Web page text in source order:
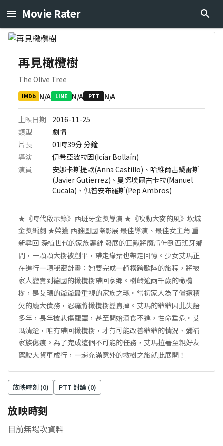
Movie Rater
再見橄欖樹
The Olive Tree
IMDb N/A LINE N/A PTT N/A
上映日期
2016-11-25
類型
劇情
片長
01時39分分鐘
導演
伊希亞波拉因(Icíar Bollaín)
演員
安娜卡斯提歐(Anna Castillo)、哈維爾古鐵雷斯
(Javier Gutierrez)、曼努埃爾古卡拉(Manuel
Cucala)、佩普安布羅斯(Pep Ambros)
★《時代啟示錄》西班牙金獎導演 ★《吹動大麥的風》坎城
金獎編劇 ★榮獲 西雅圖國際影展 最佳導演、最佳女主角 重
新尋回 深植世代的家族羈絆 發展的巨獸將魔爪伸到西班牙鄉
間，一顆顆大樹被剷平，帶走綠葉也帶走回憶。少女艾瑪正
在進行一項秘密計畫：她要完成一趟橫跨歐陸的旅程，將被
家人變賣到德國的橄欖樹帶回家鄉。樹齡逾兩千歲的橄欖
樹，是艾瑪的爺爺最重視的家族之魂。當初家人為了償還積
欠的龐大債務，忍痛將橄欖樹變賣掉。艾瑪的爺爺因此失語
多年，長年被悲傷籠罩，甚至開始滴食不進，性命垂危。艾
瑪清楚，唯有帶回橄欖樹，才有可能改善爺爺的情況、彌補
家族傷痕。為了完成這個不可能的任務，艾瑪拉著至親好友
駕駛大貨車成行，一趟充滿意外的救樹之旅就此展開！
放映時刻 (0) PTT 討論 (0)
放映時刻
目前無場次資料